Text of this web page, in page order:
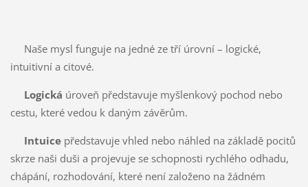
Naše mysl funguje na jedné ze tří úrovní – logické,
intuitivní a citové.
Logická úroveň představuje myšlenkový pochod nebo
cestu, které vedou k daným závěrům.
Intuice představuje vhled nebo náhled na základě pocitů
skrze naši duši a projevuje se schopnosti rychlého odhadu,
chápání, rozhodování, které není založeno na žádném